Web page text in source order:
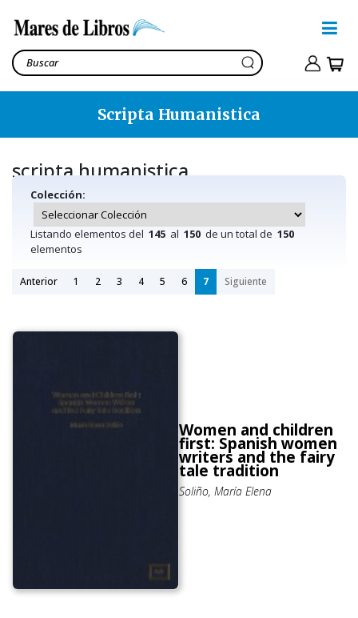
Scripta Humanistica
scripta humanistica
Colección:
Listando elementos del 145 al 150 de un total de 150
elementos
Anterior 1 2 3 4 5 6 7 Siguiente
Women and children
first: Spanish women
writers and the fairy
tale tradition
Soliño, María Elena